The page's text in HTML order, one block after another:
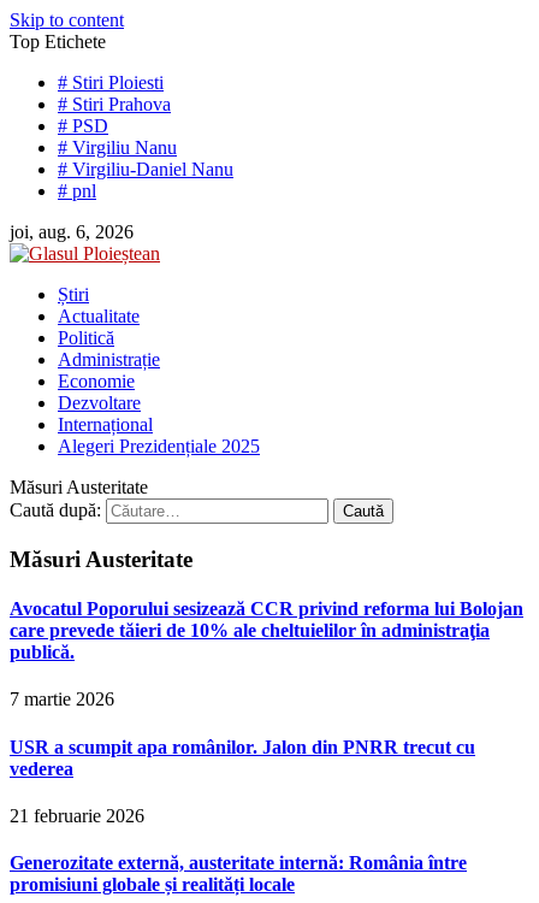
Skip to content
Top Etichete
# Stiri Ploiesti
# Stiri Prahova
# PSD
# Virgiliu Nanu
# Virgiliu-Daniel Nanu
# pnl
joi, aug. 6, 2026
Știri
Actualitate
Politică
Administrație
Economie
Dezvoltare
Internațional
Alegeri Prezidențiale 2025
Măsuri Austeritate
Caută după:
Măsuri Austeritate
Avocatul Poporului sesizează CCR privind reforma lui Bolojan
care prevede tăieri de 10% ale cheltuielilor în administraţia
publică.
7 martie 2026
USR a scumpit apa românilor. Jalon din PNRR trecut cu
vederea
21 februarie 2026
Generozitate externă, austeritate internă: România între
promisiuni globale și realități locale